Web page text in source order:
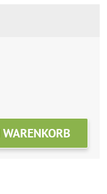
WARENKORB